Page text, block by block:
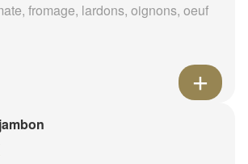
fromage, lardons, oignons, oeuf